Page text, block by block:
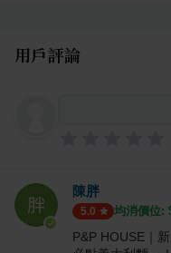
用戶評論
陳胖
5.0 均消價位:
P&P HOUSE｜